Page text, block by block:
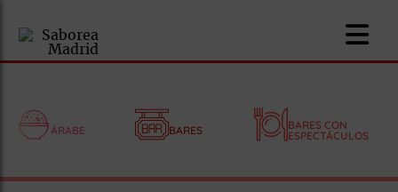
ÁRABE BARES
BARES CON
ESPECTÁCULOS